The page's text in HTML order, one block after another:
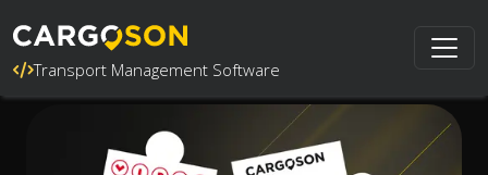
Transport Management Software